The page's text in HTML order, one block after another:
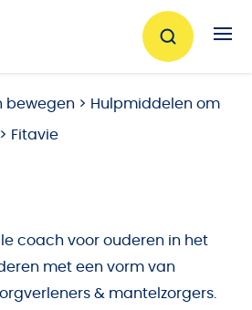
bewegen > Hulpmiddelen om
> Fitavie
coach voor ouderen in het
met een vorm van
& mantelzorgers.